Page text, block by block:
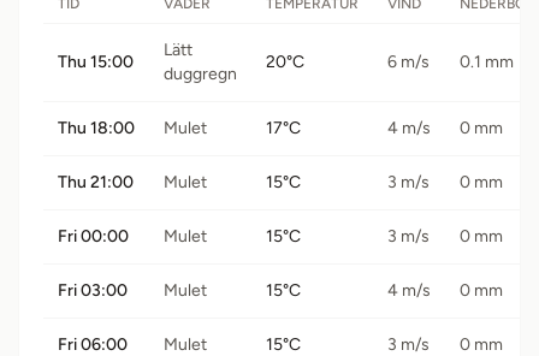
TID VÄDER TEMPERATUR VIND
Thu 15:00
Lätt
duggregn
20°C 6 m/s 0.1 mm
Thu 18:00 Mulet 17°C 4 m/s 0 mm
Thu 21:00 Mulet 15°C 3 m/s 0 mm
Fri 00:00 Mulet 15°C 3 m/s 0 mm
Fri 03:00 Mulet 15°C 4 m/s 0 mm
Fri 06:00 Mulet 15°C 3 m/s 0 mm